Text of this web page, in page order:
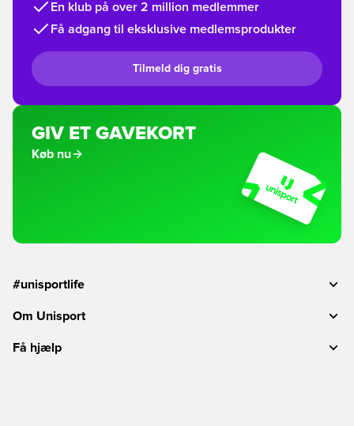
En klub på over 2 million medlemmer
Få adgang til eksklusive medlemsprodukter
Tilmeld dig gratis
GIV ET GAVEKORT
Køb nu
#unisportlife
Om Unisport
Få hjælp